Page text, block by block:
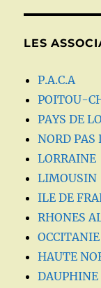
LES
P.A.C.A
POITOU-
PAYS DE
NORD PAS
LORRAINE
LIMOUSIN
ILE DE
RHONES
OCCITANIE
HAUTE
DAUPHINE